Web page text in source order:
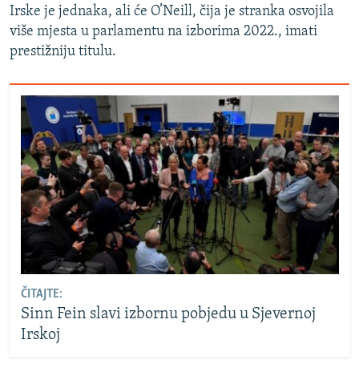
Irske je jednaka, ali će O’Neill, čija je stranka osvojila
više mjesta u parlamentu na izborima 2022., imati
prestižniju titulu.
ČITAJTE:
Sinn Fein slavi izbornu pobjedu u Sjevernoj
Irskoj